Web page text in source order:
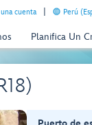
cuenta Perú
Planifica Un